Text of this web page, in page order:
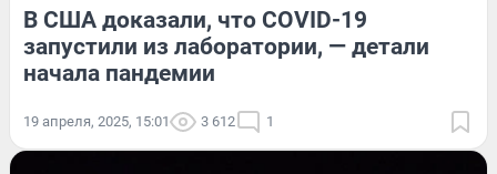
В США доказали, что COVID-19
запустили из лаборатории, — детали
начала пандемии
19 апреля, 2025, 15:01 3 612 1